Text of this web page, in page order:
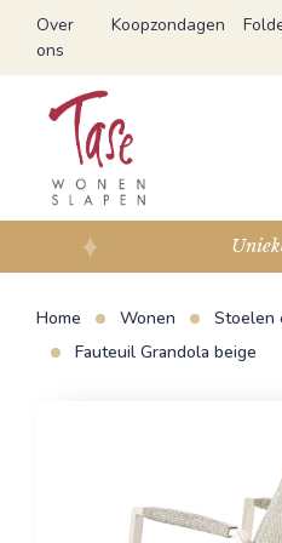
Over
ons
Koopzondagen
Home Wonen Stoelen
Fauteuil Grandola beige